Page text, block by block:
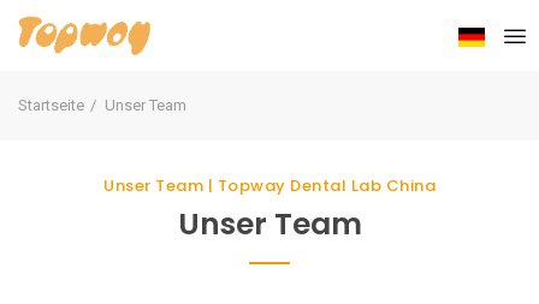
Startseite Unser Team
Unser Team | Topway Dental Lab China
Unser Team